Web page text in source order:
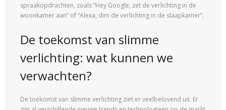
spraakopdrachten, zoals “Hey Google, zet de verlichting in de
woonkamer aan” of “Alexa, dim de verlichting in de slaapkamer”.
De toekomst van slimme
verlichting: wat kunnen we
verwachten?
De toekomst van slimme verlichting ziet er veelbelovend uit. Er